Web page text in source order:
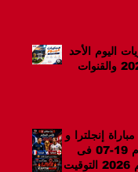
اليوم الأحد
19-07-2026 والقنوات
إنجلترا و
فرنسا اليوم 19-07 فى
كأس العالم 2026 التوقيت